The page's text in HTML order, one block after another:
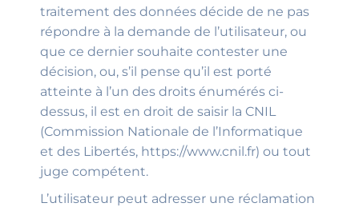
traitement des données décide de ne pas
répondre à la demande de l’utilisateur, ou
que ce dernier souhaite contester une
décision, ou, s’il pense qu’il est porté
atteinte à l’un des droits énumérés ci-
dessus, il est en droit de saisir la CNIL
(Commission Nationale de l’Informatique
et des Libertés, https://www.cnil.fr) ou tout
juge compétent.
L’utilisateur peut adresser une réclamation